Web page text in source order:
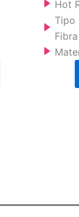
Hot
Tipo
Fibra